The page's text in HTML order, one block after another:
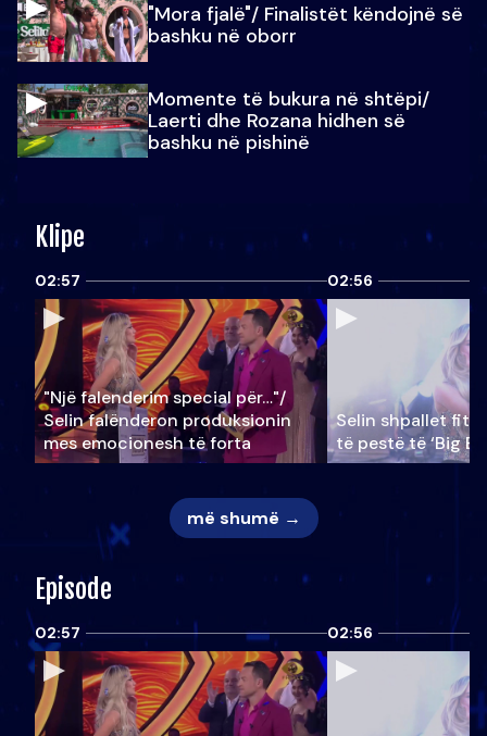
"Mora fjalë"/ Finalistët këndojnë së
bashku në oborr
Momente të bukura në shtëpi/
Laerti dhe Rozana hidhen së
bashku në pishinë
Klipe
02:57
"Një falenderim special për…"/
Selin falënderon produksionin
mes emocionesh të forta
02:56
Selin shpallet
të pestë të ‘Big
më shumë →
Episode
02:57 02:56